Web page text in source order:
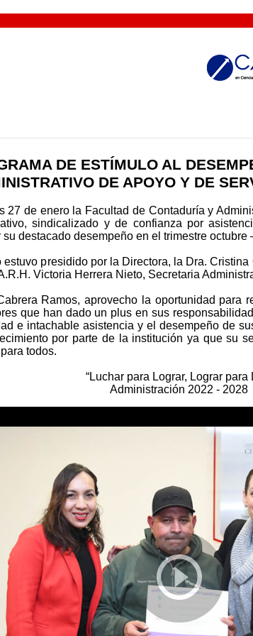
DE ESTÍMULO AL
DE APOYO Y DE
27 de enero la Facultad de Contaduría y
sindicalizado y de confianza por
su destacado desempeño en el trimestre octubre
estuvo presidido por la Directora, la Dra.
Victoria Herrera Nieto, Secretaria
Ramos, aprovecho la oportunidad para
que han dado un plus en sus
e intachable asistencia y el desempeño de
por parte de la institución ya que su
todos.
“Luchar para Lograr, Lograr para
Administración 2022 - 2028